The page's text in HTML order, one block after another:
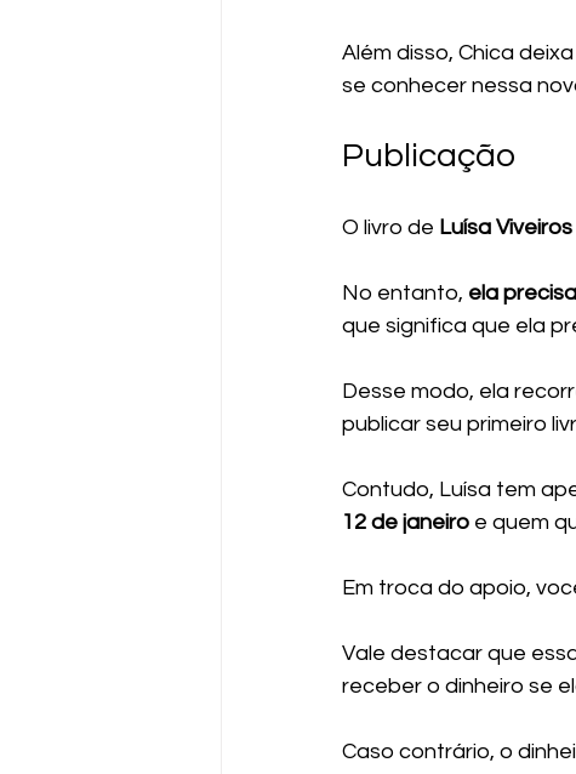
Além disso, Chica
se conhecer nessa
Publicação
O livro de Luísa Viveiros
No entanto, ela
que significa que ela
Desse modo, ela
publicar seu primeiro
Contudo, Luísa tem
12 de janeiro e quem
Em troca do apoio,
Vale destacar que
receber o dinheiro se
Caso contrário, o